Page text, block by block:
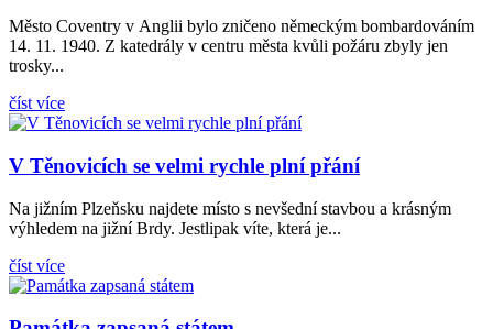
Město Coventry v Anglii bylo zničeno německým bombardováním
14. 11. 1940. Z katedrály v centru města kvůli požáru zbyly jen
trosky...
číst více
V Těnovicích se velmi rychle plní přání
Na jižním Plzeňsku najdete místo s nevšední stavbou a krásným
výhledem na jižní Brdy. Jestlipak víte, která je...
číst více